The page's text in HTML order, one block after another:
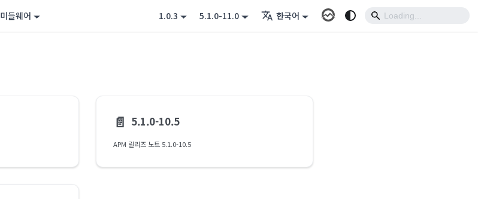
미들웨어 1.0.3 5.1.0-11.0 한국어
📄️ 5.1.0-10.5
APM 릴리즈 노트 5.1.0-10.5